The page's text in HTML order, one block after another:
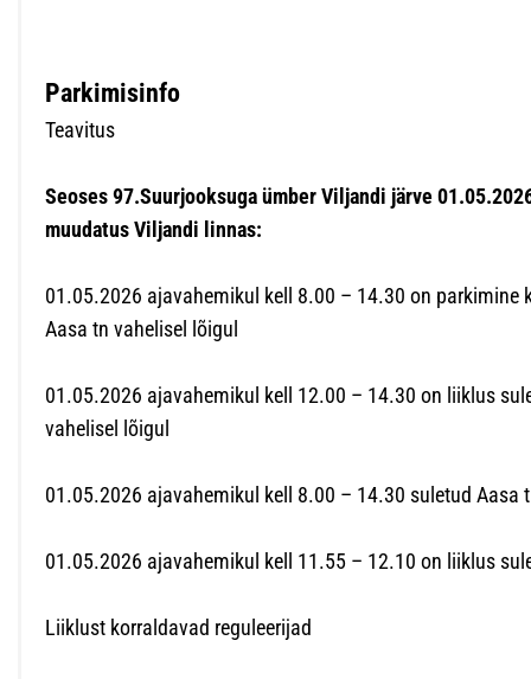
Parkimisinfo
Teavitus
Seoses 97.Suurjooksuga ümber Viljandi järve
muudatus Viljandi linnas:
01.05.2026 ajavahemikul kell 8.00 – 14.30 on parkimine
Aasa tn vahelisel lõigul
01.05.2026 ajavahemikul kell 12.00 – 14.30 on liiklus
vahelisel lõigul
01.05.2026 ajavahemikul kell 8.00 – 14.30 suletud Aasa
01.05.2026 ajavahemikul kell 11.55 – 12.10 on liiklus
Liiklust korraldavad reguleerijad